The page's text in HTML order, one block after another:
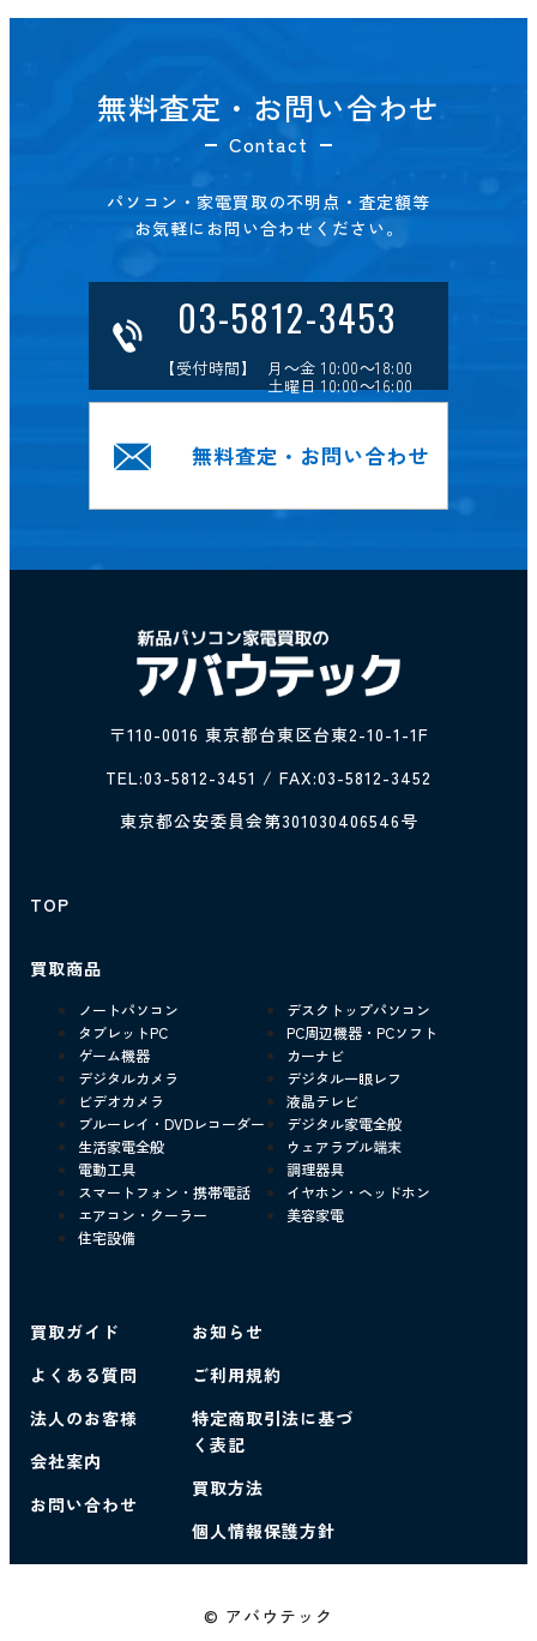
無料査定・お問い合わせ
Contact
パソコン・家電買取の不明点・査定額等
お気軽にお問い合わせください。
03-5812-3453
【受付時間】 月～金 10:00～18:00
土曜日 10:00～16:00
無料査定・お問い合わせ
〒110-0016 東京都台東区台東2-10-1-1F
TEL:03-5812-3451 / FAX:03-5812-3452
東京都公安委員会第301030406546号
TOP
買取商品
ノートパソコン
デスクトップパソコン
タブレットPC
PC周辺機器・PCソフト
ゲーム機器
カーナビ
デジタルカメラ
デジタル一眼レフ
ビデオカメラ
液晶テレビ
ブルーレイ・DVDレコーダー
デジタル家電全般
生活家電全般
ウェアラブル端末
電動工具
調理器具
スマートフォン・携帯電話
イヤホン・ヘッドホン
エアコン・クーラー
美容家電
住宅設備
買取ガイド
よくある質問
法人のお客様
会社案内
お問い合わせ
お知らせ
ご利用規約
特定商取引法に基づ
く表記
買取方法
個人情報保護方針
© アバウテック